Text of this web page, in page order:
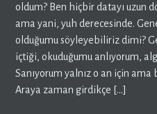
oldum? Ben hiçbir datayı uzun
ama yani, yuh derecesinde.
olduğumu söyleyebiliriz dimi?
içtiği, okuduğumu anlıyorum,
Sanıyorum yalnız o an için ama
Araya zaman girdikçe […]